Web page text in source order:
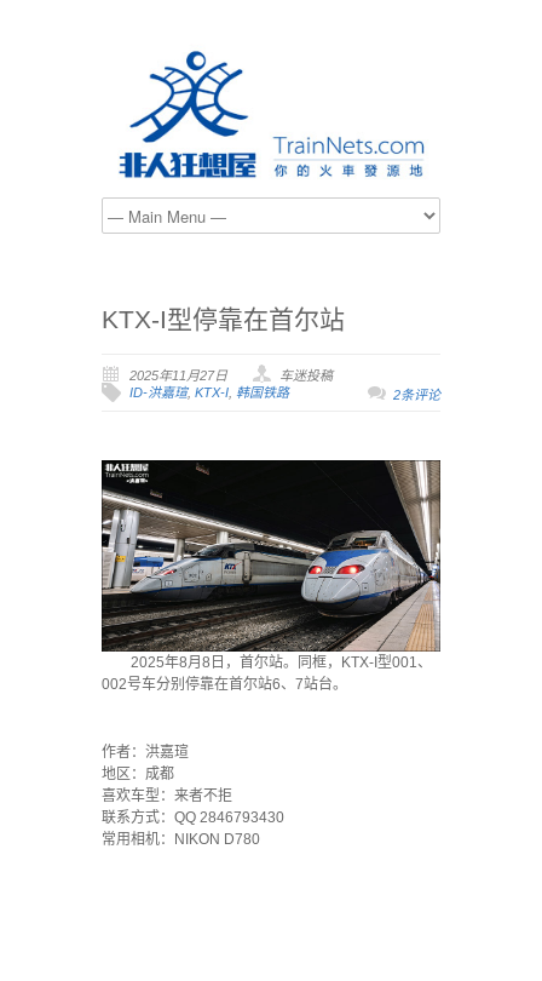
KTX-I型停靠在首尔站
2025年11月27日
车迷投稿
ID-洪嘉瑄, KTX-I, 韩国铁路 2条评论
2025年8月8日，首尔站。同框，KTX-I型001、
002号车分别停靠在首尔站6、7站台。
作者：洪嘉瑄
地区：成都
喜欢车型：来者不拒
联系方式：QQ 2846793430
常用相机：NIKON D780